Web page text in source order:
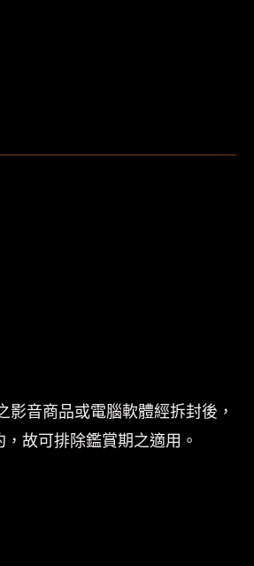
音商品或電腦軟體經拆封後，
故可排除鑑賞期之適用。